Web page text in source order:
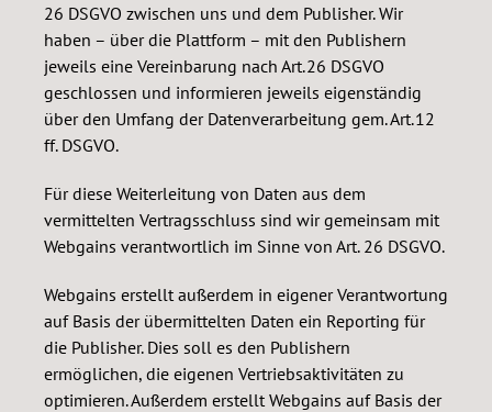
26 DSGVO zwischen uns und dem Publisher. Wir
haben – über die Plattform – mit den Publishern
jeweils eine Vereinbarung nach Art. 26 DSGVO
geschlossen und informieren jeweils eigenständig
über den Umfang der Datenverarbeitung gem. Art. 12
ff. DSGVO.
Für diese Weiterleitung von Daten aus dem
vermittelten Vertragsschluss sind wir gemeinsam mit
Webgains verantwortlich im Sinne von Art. 26 DSGVO.
Webgains erstellt außerdem in eigener Verantwortung
auf Basis der übermittelten Daten ein Reporting für
die Publisher. Dies soll es den Publishern
ermöglichen, die eigenen Vertriebsaktivitäten zu
optimieren. Außerdem erstellt Webgains auf Basis der